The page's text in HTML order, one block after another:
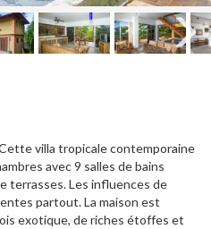
villa tropicale contemporaine
avec 9 salles de bains
terrasses. Les influences de
partout. La maison est
exotique, de riches étoffes et